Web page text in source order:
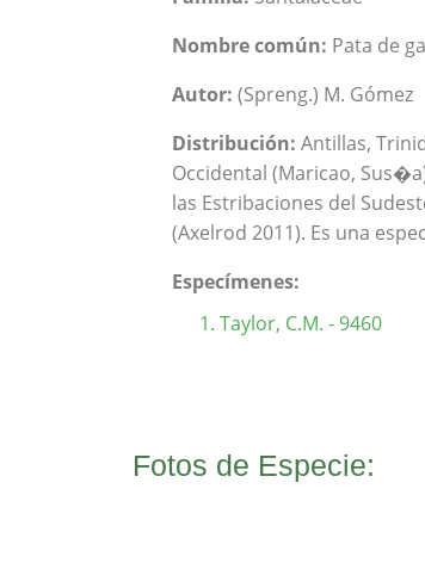
Nombre común: Pata de
Autor: (Spreng.) M. Gómez
Distribución: Antillas,
Occidental (Maricao,
las Estribaciones del
(Axelrod 2011). Es una
Especímenes:
Taylor, C.M. - 9460
Fotos de Especie: